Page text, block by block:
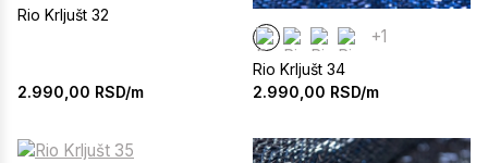
Rio Krljušt 32
2.990,00 RSD/m
+1
Rio Krljušt 34
2.990,00 RSD/m